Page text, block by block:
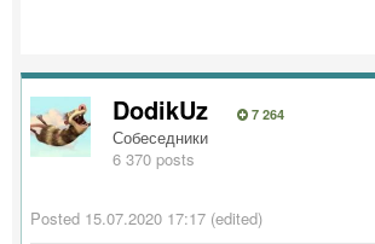
DodikUz 7 264
Собеседники
6 370 posts
Posted 15.07.2020 17:17 (edited)